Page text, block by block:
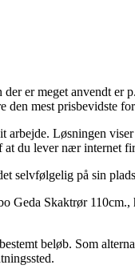
er meget anvendt
mest prisbevidste
Løsningen
du lever nær internet
på sin
Skaktrør
beløb. Som